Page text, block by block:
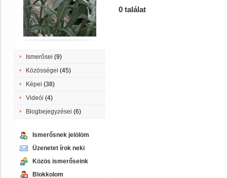
Ismerősei (9)
Közösségei (45)
Képei (38)
Videói (4)
Blogbejegyzései (6)
Ismerősnek jelölöm
Üzenetet írok neki
Közös ismerőseink
Blokkolom
0 találat